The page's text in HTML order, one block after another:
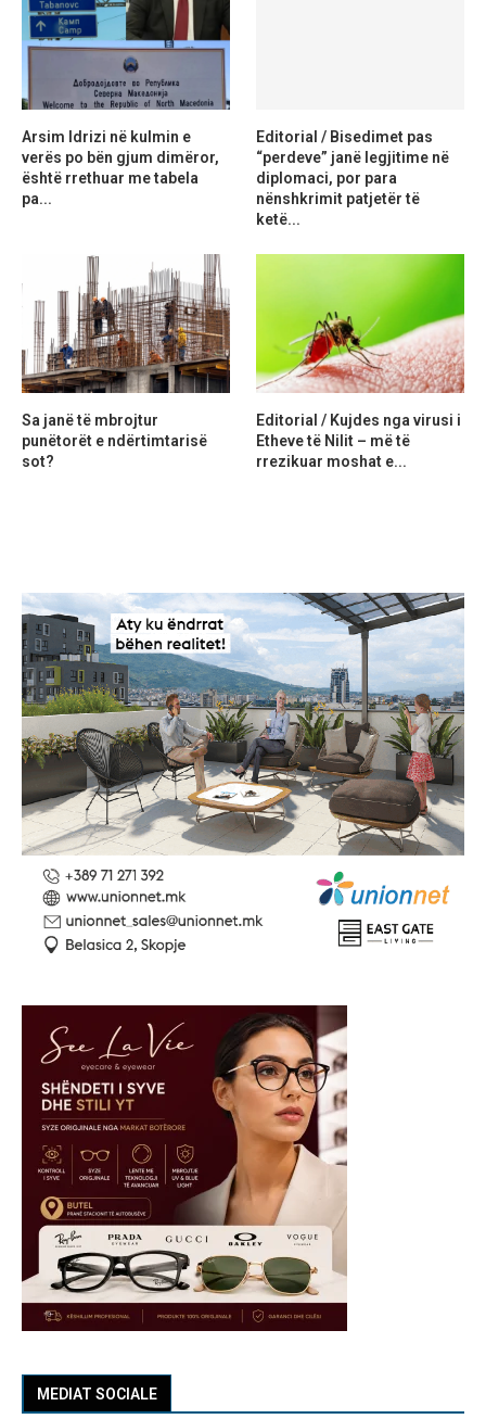
MEDIAT SOCIALE
Arsim Idrizi në kulmin e
verës po bën gjum dimëror,
është rrethuar me tabela
pa...
Editorial / Bisedimet pas
“perdeve” janë legjitime në
diplomaci, por para
nënshkrimit patjetër të
ketë...
Sa janë të mbrojtur
punëtorët e ndërtimtarisë
sot?
Editorial / Kujdes nga virusi i
Etheve të Nilit – më të
rrezikuar moshat e...